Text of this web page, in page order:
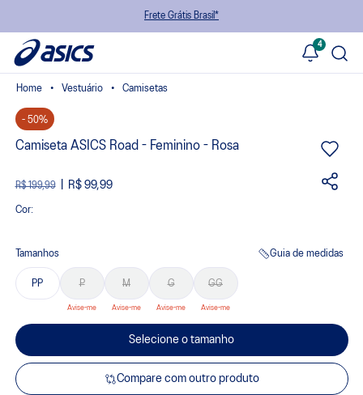
Frete Grátis Brasil*
4
Vestuário Camisetas
- 50%
Camiseta ASICS Road - Feminino - Rosa
R$ 199,99 R$ 99,99
Cor:
Tamanhos Guia de medidas
PP P M G GG
Selecione o tamanho
Compare com outro produto